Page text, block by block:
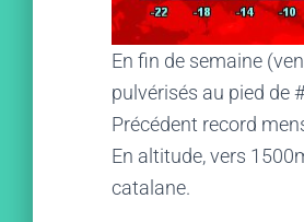
En fin de semaine
pulvérisés au pied de
Précédent record
En altitude, vers
catalane.